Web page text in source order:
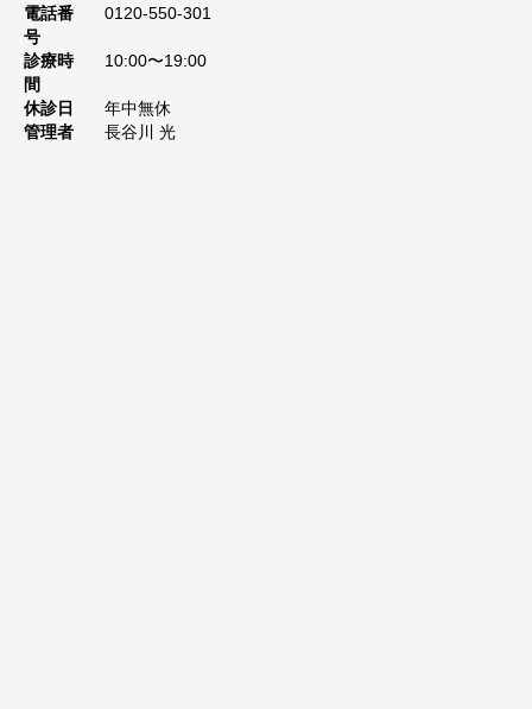
電話番
号
0120-550-301
診療時
間
10:00〜19:00
休診日
年中無休
管理者
長谷川 光